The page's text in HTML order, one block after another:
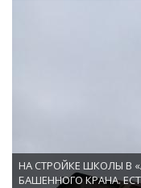
НА СТРОЙКЕ ШКОЛЫ В
БАШЕННОГО КРАНА.